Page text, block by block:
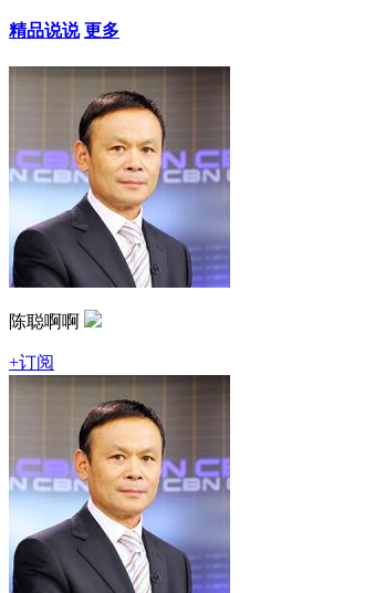
精品说说 更多
陈聪啊啊
+订阅